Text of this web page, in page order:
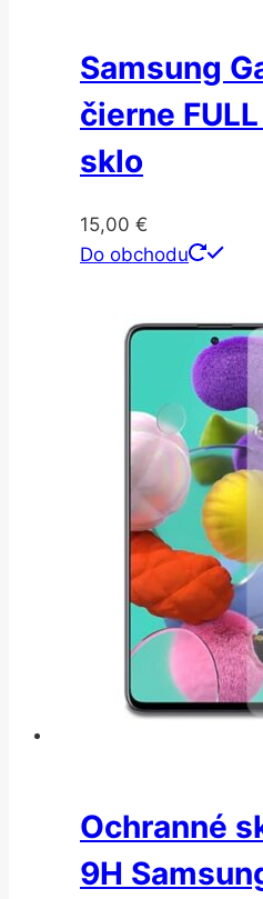
Samsung
čierne
sklo
15,00 €
Do obchodu
Ochranné
9H